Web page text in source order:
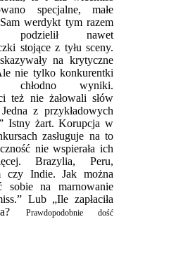
specjalne, małe
werdykt tym razem
podzielił nawet
stojące z tyłu sceny.
na krytyczne
nie tylko konkurentki
chłodno wyniki.
też nie żałowali słów
z przykładowych
Istny żart. Korupcja w
zasługuje na to
nie wspierała ich
Brazylia, Peru,
czy Indie. Jak można
sobie na marnowanie
Lub „Ile zapłaciła
Prawdopodobnie dość